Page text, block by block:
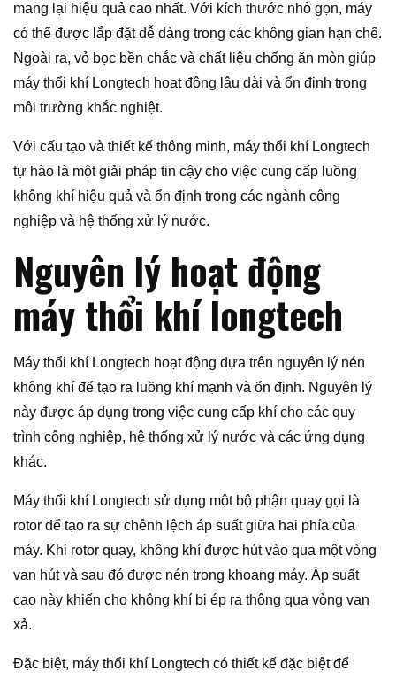
mang lại hiệu quả cao nhất. Với kích thước nhỏ gọn, máy
có thể được lắp đặt dễ dàng trong các không gian hạn chế.
Ngoài ra, vỏ bọc bền chắc và chất liệu chống ăn mòn giúp
máy thổi khí Longtech hoạt động lâu dài và ổn định trong
môi trường khắc nghiệt.
Với cấu tạo và thiết kế thông minh, máy thổi khí Longtech
tự hào là một giải pháp tin cậy cho việc cung cấp luồng
không khí hiệu quả và ổn định trong các ngành công
nghiệp và hệ thống xử lý nước.
Nguyên lý hoạt động
máy thổi khí longtech
Máy thổi khí Longtech hoạt động dựa trên nguyên lý nén
không khí để tạo ra luồng khí mạnh và ổn định. Nguyên lý
này được áp dụng trong việc cung cấp khí cho các quy
trình công nghiệp, hệ thống xử lý nước và các ứng dụng
khác.
Máy thổi khí Longtech sử dụng một bộ phận quay gọi là
rotor để tạo ra sự chênh lệch áp suất giữa hai phía của
máy. Khi rotor quay, không khí được hút vào qua một vòng
van hút và sau đó được nén trong khoang máy. Áp suất
cao này khiến cho không khí bị ép ra thông qua vòng van
xả.
Đặc biệt, máy thổi khí Longtech có thiết kế đặc biệt để